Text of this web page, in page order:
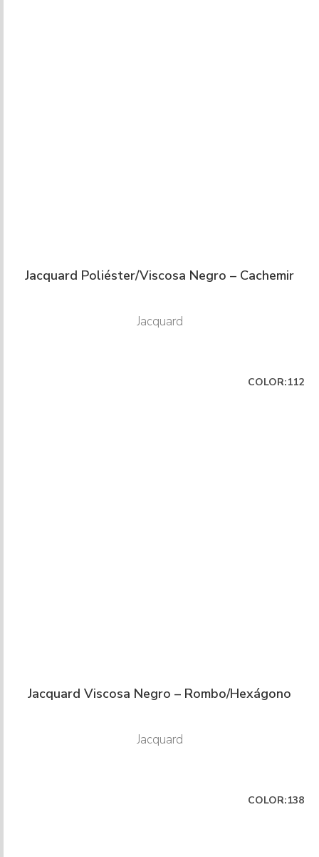
Jacquard Poliéster/Viscosa Negro – Cachemir
Jacquard
COLOR:112
Jacquard Viscosa Negro – Rombo/Hexágono
Jacquard
COLOR:138